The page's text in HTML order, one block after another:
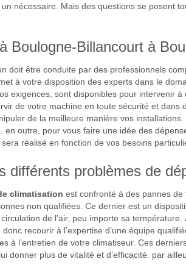
un nécessaire. Mais des questions se posent
Boulogne-Billancourt à
doit être conduite par des professionnels
à votre disposition des experts dans le
exigences, sont disponibles pour intervenir
de votre machine en toute sécurité et
de la meilleure manière vos
outre, pour vous faire une idée des
réalisé en fonction de vos besoins
différents problèmes de
climatisation est confronté à des pannes
non qualifiées. Ce dernier est un
de l’air, peu importe sa
recourir à l’expertise d’une équipe
à l’entretien de votre climatiseur. Ces
plus de vitalité et d’efficacité. par